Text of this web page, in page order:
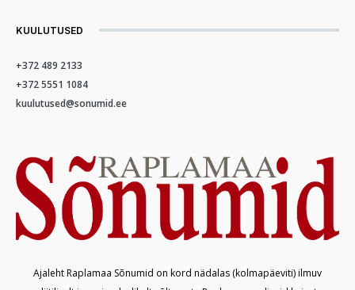
KUULUTUSED
+372 489 2133
+372 5551 1084
kuulutused@sonumid.ee
Ajaleht Raplamaa Sõnumid on kord nädalas (kolmapäeviti) ilmuv